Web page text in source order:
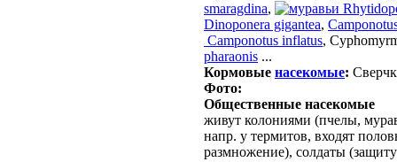
smaragdina,
Dinoponera gigantea,
Camponotus inflatus,
pharaonis ...
Кормовые насекомые:
Фото:
Общественные насекомые
живут колониями (пчелы,
напр. у термитов, входят
размножение), солдаты